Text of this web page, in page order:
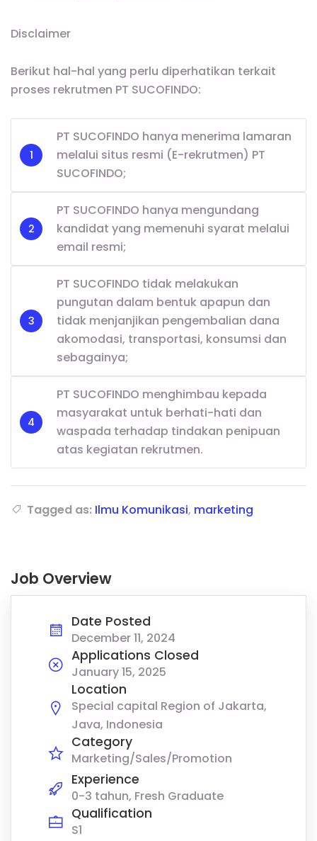
Disclaimer
Berikut hal-hal yang perlu diperhatikan terkait
proses rekrutmen PT SUCOFINDO:
PT SUCOFINDO hanya menerima lamaran
melalui situs resmi (E-rekrutmen) PT
SUCOFINDO;
PT SUCOFINDO hanya mengundang
kandidat yang memenuhi syarat melalui
email resmi;
PT SUCOFINDO tidak melakukan
pungutan dalam bentuk apapun dan
tidak menjanjikan pengembalian dana
akomodasi, transportasi, konsumsi dan
sebagainya;
PT SUCOFINDO menghimbau kepada
masyarakat untuk berhati-hati dan
waspada terhadap tindakan penipuan
atas kegiatan rekrutmen.
Tagged as: Ilmu Komunikasi, marketing
Job Overview
Date Posted
December 11, 2024
Applications Closed
January 15, 2025
Location
Special capital Region of Jakarta,
Java, Indonesia
Category
Marketing/Sales/Promotion
Experience
0-3 tahun, Fresh Graduate
Qualification
S1